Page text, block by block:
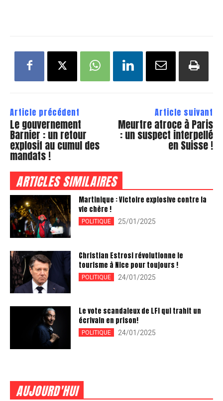
Article précédent
Le gouvernement
Barnier : un retour
explosif au cumul des
mandats !
Article suivant
Meurtre atroce à Paris
: un suspect interpellé
en Suisse !
ARTICLES SIMILAIRES
Martinique : Victoire explosive contre la
vie chère !
POLITIQUE 25/01/2025
Christian Estrosi révolutionne le
tourisme à Nice pour toujours !
POLITIQUE 24/01/2025
Le vote scandaleux de LFI qui trahit un
écrivain en prison!
POLITIQUE 24/01/2025
AUJOURD'HUI